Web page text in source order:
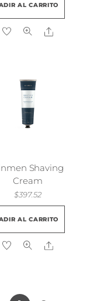
AL CARRITO
Share
Shaving
Cream
$397.52
AL CARRITO
Share